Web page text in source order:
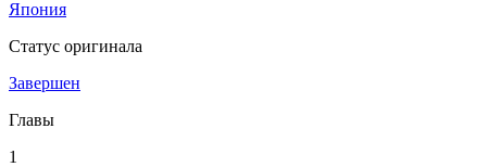
Япония
Статус оригинала
Завершен
Главы
1